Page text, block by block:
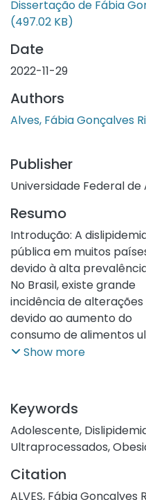
Dissertação de Fábia
(497.02 KB)
Date
2022-11-29
Authors
Alves, Fábia Gonçalves
Publisher
Universidade Federal de
Resumo
Introdução: A
pública em muitos
devido à alta
No Brasil, existe grande
incidência de
devido ao aumento do
consumo de alimentos
população. Esses
gorduras saturadas e
teor de fibras, de
micronutrientes e de
consumo de alimentos
ultraprocessados pode
inflamatório e
Show more
Keywords
Adolescente,
Ultraprocessados,
Citation
ALVES, Fábia